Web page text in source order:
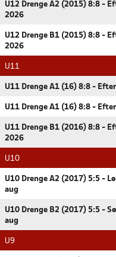
U12 Drenge A2 (2015) 8:8 -
2026
U12 Drenge B1 (2015) 8:8 -
2026
U11
U11 Drenge A1 (16) 8:8 -
U11 Drenge A1 (16) 8:8 -
U11 Drenge B1 (2016) 8:8 -
2026
U10
U10 Drenge A2 (2017) 5:5 -
aug
U10 Drenge B2 (2017) 5:5 -
aug
U9